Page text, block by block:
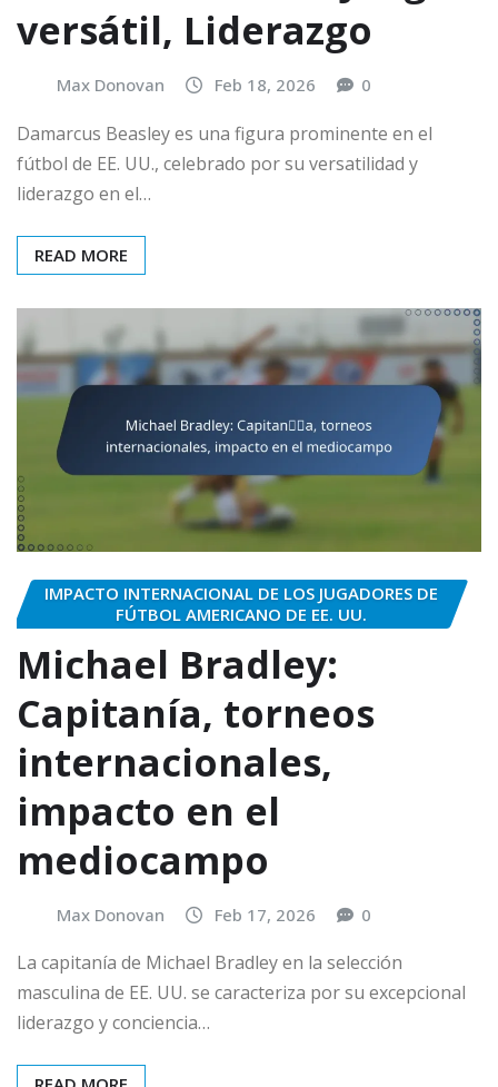
versátil, Liderazgo
Max Donovan Feb 18, 2026 0
Damarcus Beasley es una figura prominente en el
fútbol de EE. UU., celebrado por su versatilidad y
liderazgo en el…
READ MORE
IMPACTO INTERNACIONAL DE LOS JUGADORES DE
FÚTBOL AMERICANO DE EE. UU.
Michael Bradley:
Capitanía, torneos
internacionales,
impacto en el
mediocampo
Max Donovan Feb 17, 2026 0
La capitanía de Michael Bradley en la selección
masculina de EE. UU. se caracteriza por su excepcional
liderazgo y conciencia…